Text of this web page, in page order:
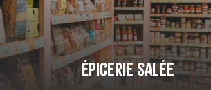
Épicerie salée